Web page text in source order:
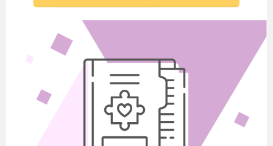
1 ВСТУП
Добрий день, дорогі наші гості. Ми раді привітати вас в
цей чудовий день, якого так чекали наші діти.
Нам всім дуже приємно провести разом
з вами цей